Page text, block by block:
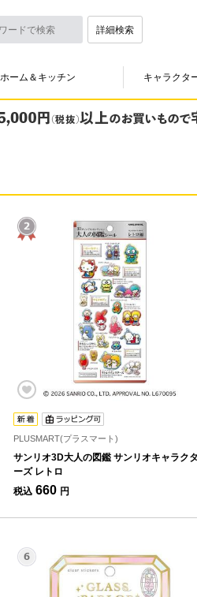
詳細検索
ホーム＆キッチン キャラクタ
PLUSMART(プラスマート)
サンリオ3D大人の図鑑 サンリオキャラクタ
ーズ レトロ
税込 660 円